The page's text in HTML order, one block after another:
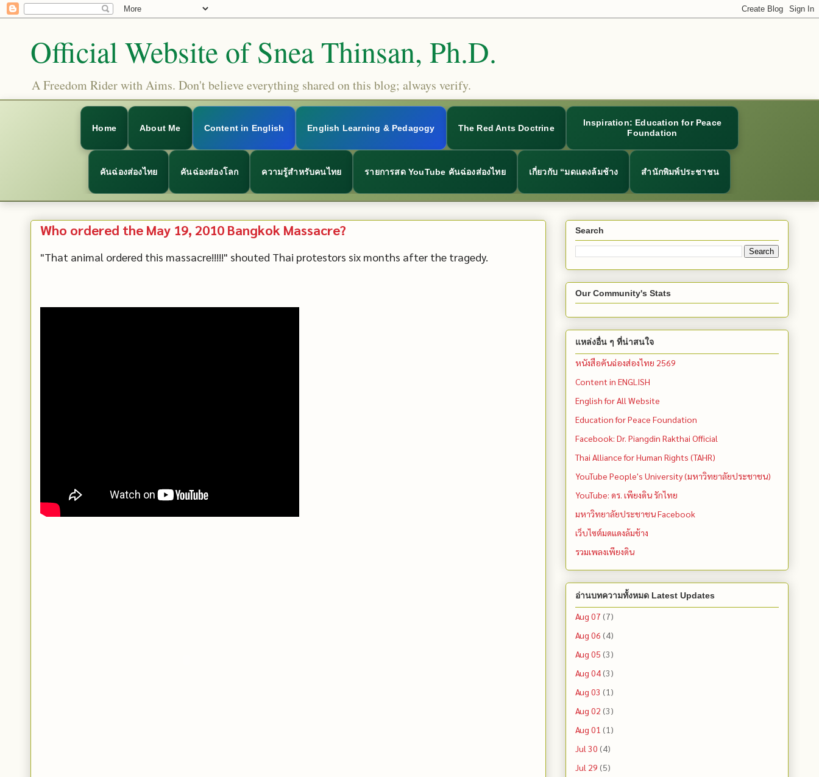
Official Website of Snea Thinsan, Ph.D.
A Freedom Rider with Aims. Don't believe everything shared on this blog; always verify.
Home About Me Content in English English Learning & Pedagogy The Red Ants Doctrine
Inspiration: Education for Peace
Foundation
คันฉ่องส่องไทย คันฉ่องส่องโลก ความรู้สำหรับคนไทย รายการสด YouTube คันฉ่องส่องไทย เกี่ยวกับ “มดแดงล้มช้าง สำนักพิมพ์ประชาชน
Who ordered the May 19, 2010 Bangkok Massacre?
"That animal ordered this massacre!!!!!" shouted Thai protestors six months after the tragedy.
Search
Our Community's Stats
แหล่งอื่น ๆ ที่น่าสนใจ
หนังสือคันฉ่องส่องไทย 2569
Content in ENGLISH
English for All Website
Education for Peace Foundation
Facebook: Dr. Piangdin Rakthai Official
Thai Alliance for Human Rights (TAHR)
YouTube People's University (มหาวิทยาลัยประชาชน)
YouTube: ดร. เพียงดิน รักไทย
มหาวิทยาลัยประชาชน Facebook
เว็บไซต์มดแดงล้มช้าง
รวมเพลงเพียงดิน
อ่านบทความทั้งหมด Latest Updates
Aug 07 (7)
Aug 06 (4)
Aug 05 (3)
Aug 04(3)
Aug 03 (1)
Aug 02 (3)
Aug 01 (1)
Jul 30 (4)
Jul 29 (5)